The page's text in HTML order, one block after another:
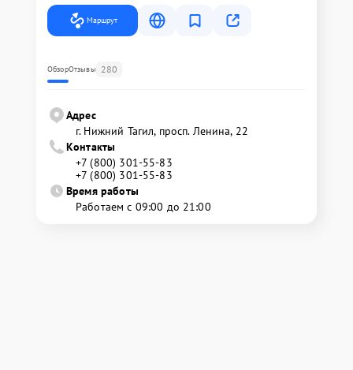
Маршрут
ОбзорОтзывы 280
Адрес
г. Нижний Тагил, просп. Ленина, 22
Контакты
+7 (800) 301-55-83
+7 (800) 301-55-83
Время работы
Работаем с 09:00 до 21:00